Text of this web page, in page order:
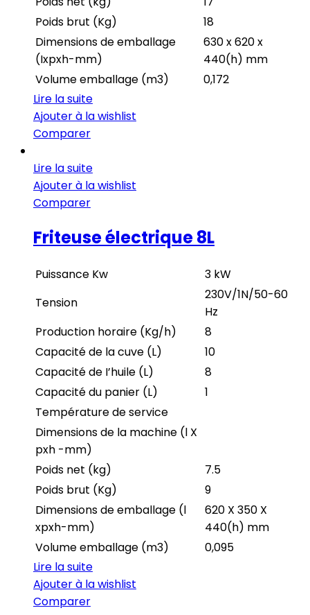
Poids brut (Kg)
18
Dimensions de emballage
(Ixpxh-mm)
630 x 620 x
440(h) mm
Volume emballage (m3)
0,172
Lire la suite
Ajouter à la wishlist
Comparer
Lire la suite
Ajouter à la wishlist
Comparer
Friteuse électrique 8L
Puissance Kw
3 kW
Tension
230V/1N/50-60
Hz
Production horaire (Kg/h)
8
Capacité de la cuve (L)
10
Capacité de I’huile (L)
8
Capacité du panier (L)
1
Température de service
Dimensions de la machine (l X
pxh -mm)
Poids net (kg)
7.5
Poids brut (Kg)
9
Dimensions de emballage (l
xpxh-mm)
620 X 350 X
440(h) mm
Volume emballage (m3)
0,095
Lire la suite
Ajouter à la wishlist
Comparer